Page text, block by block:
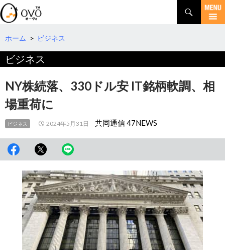
検
索
コ
テ
へ
移
動
ホーム > ビジネス
ビジネス
NY株続落、330ドル安 IT銘柄軟調、相
場重荷に
ビジネス 2024年5月31日 共同通信 47NEWS